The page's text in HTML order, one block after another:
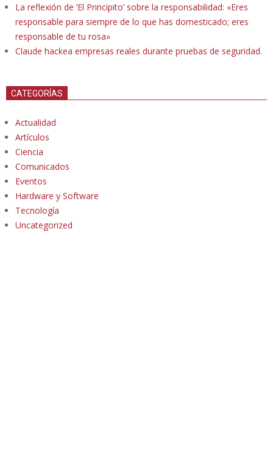
La reflexión de ‘El Principito’ sobre la responsabilidad: «Eres
responsable para siempre de lo que has domesticado; eres
responsable de tu rosa»
Claude hackea empresas reales durante pruebas de seguridad.
CATEGORÍAS
Actualidad
Artículos
Ciencia
Comunicados
Eventos
Hardware y Software
Tecnología
Uncategorized